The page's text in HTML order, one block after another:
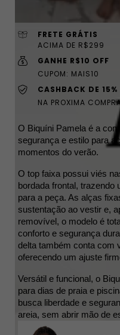
FRETE GRÁTIS
ACIMA DE R$299
GANHE R$10 OFF
CUPOM: MAIS10
CASHBACK DE 15%
NA PROXIMA
O Biquíni Pamela é a
segurança e estilo para
momentos do verão.
O top faixa possui viés
bordada frontal, trazendo
para a peça. As alças
sustentação ao vestir e,
removível, o modelo é
conforto e segurança
delta também conta com
oferecendo um ajuste
Versátil e funcional, o
para dias de praia e
busca liberdade e
areia, sem abrir mão de